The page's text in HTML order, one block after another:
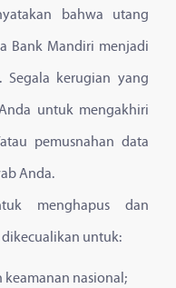
bahwa utang
Bank Mandiri menjadi
kerugian yang
untuk mengakhiri
pemusnahan data
Anda.
menghapus dan
untuk:
nasional;